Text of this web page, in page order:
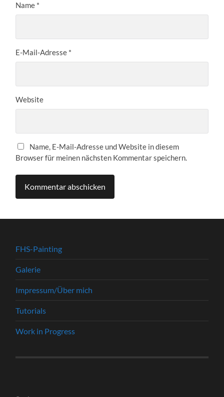
Name *
E-Mail-Adresse *
Website
Name, E-Mail-Adresse und Website in diesem
Browser für meinen nächsten Kommentar speichern.
FHS-Painting
Galerie
Impressum/Über mich
Tutorials
Work in Progress